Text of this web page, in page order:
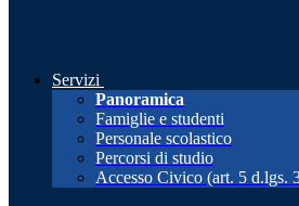
Servizi
Panoramica
Famiglie e studenti
Personale scolastico
Percorsi di studio
Accesso Civico (art. 5 d.lgs.